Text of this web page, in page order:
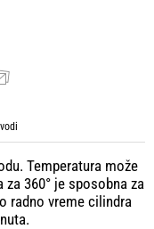
Temperatura može
360° je sposobna za
radno vreme cilindra